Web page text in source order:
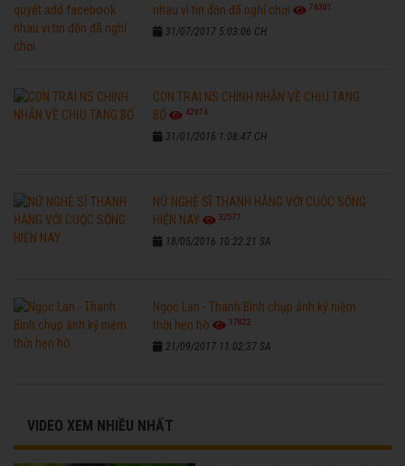
nhau vì tin đồn đã nghỉ chơi
76301
31/07/2017 5:03:06 CH
CON TRAI NS CHINH NHẪN VỀ CHỊU TANG
BỐ
42974
31/01/2016 1:08:47 CH
NỮ NGHỆ SĨ THANH HẰNG VỚI CUỘC SỐNG
HIỆN NAY
32577
18/05/2016 10:22:21 SA
Ngọc Lan - Thanh Bình chụp ảnh kỷ niệm
thời hẹn hò
17822
21/09/2017 11:02:37 SA
VIDEO XEM NHIỀU NHẤT